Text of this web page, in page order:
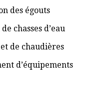
des égouts
chasses d’eau
de chaudières
d’équipements